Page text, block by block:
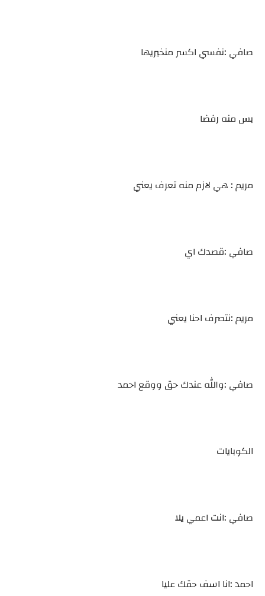
صافي :نفسي اكسر منخيريها
بس منه رفضا
مريم : هي لازم منه تعرف يعني
صافي :قصدك اي
مريم :نتصرف احنا يعني
صافي :والله عندك حق ووقع احمد
الكوبايات
صافي :انت اعمي يلا
احمد :انا اسف حقك عليا